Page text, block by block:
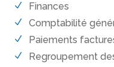
Finances
Comptabilité
Paiements
Regroupement